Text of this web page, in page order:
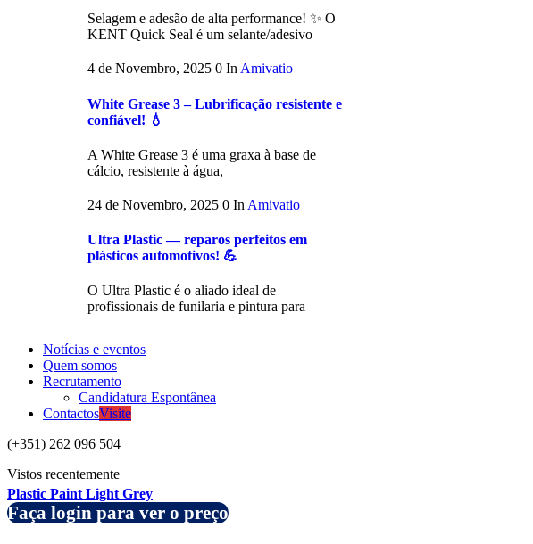
Selagem e adesão de alta performance! ✨ O
KENT Quick Seal é um selante/adesivo
4 de Novembro, 2025 0 In Amivatio
White Grease 3 – Lubrificação resistente e
confiável! 💧
A White Grease 3 é uma graxa à base de
cálcio, resistente à água,
24 de Novembro, 2025 0 In Amivatio
Ultra Plastic — reparos perfeitos em
plásticos automotivos! 💪
O Ultra Plastic é o aliado ideal de
profissionais de funilaria e pintura para
Notícias e eventos
Quem somos
Recrutamento
Candidatura Espontânea
ContactosVisite
(+351) 262 096 504
Vistos recentemente
Plastic Paint Light Grey
Faça login para ver o preço